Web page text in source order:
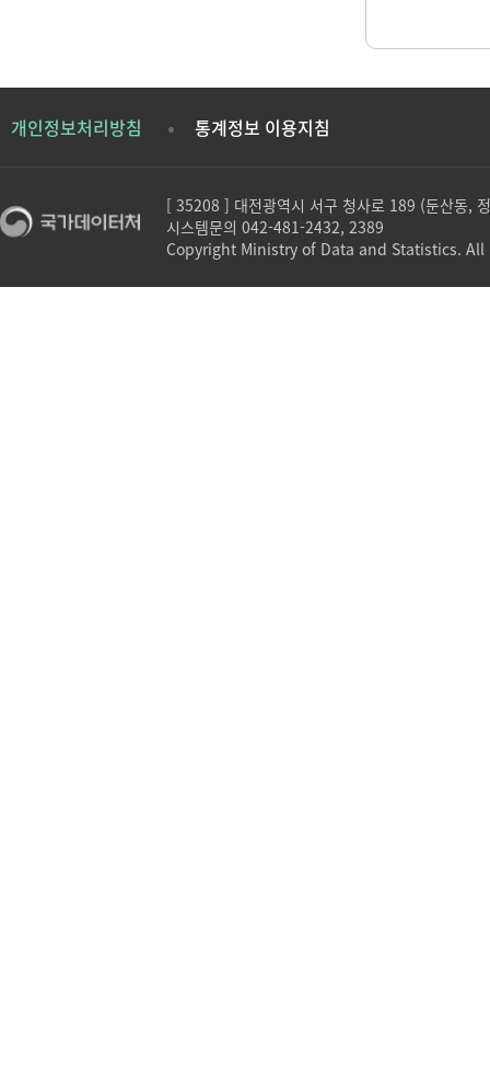
개인정보처리방침 통계정보 이용지침
[ 35208 ] 대전광역시 서구 청사로 189 (둔산동,
시스템문의 042-481-2432, 2389
Copyright Ministry of Data and Statistics.